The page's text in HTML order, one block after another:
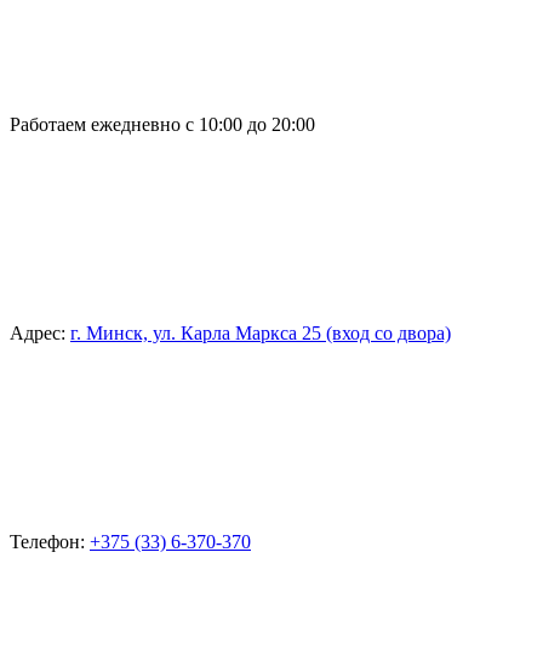
Работаем ежедневно с 10:00 до 20:00
Адрес: г. Минск, ул. Карла Маркса 25 (вход со двора)
Телефон: +375 (33) 6-370-370